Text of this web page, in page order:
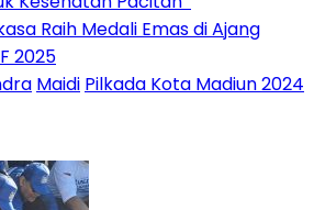
Raih Medali Emas di Ajang
2025
Maidi Pilkada Kota Madiun 2024